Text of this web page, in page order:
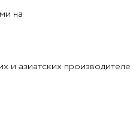
на
и азиатских